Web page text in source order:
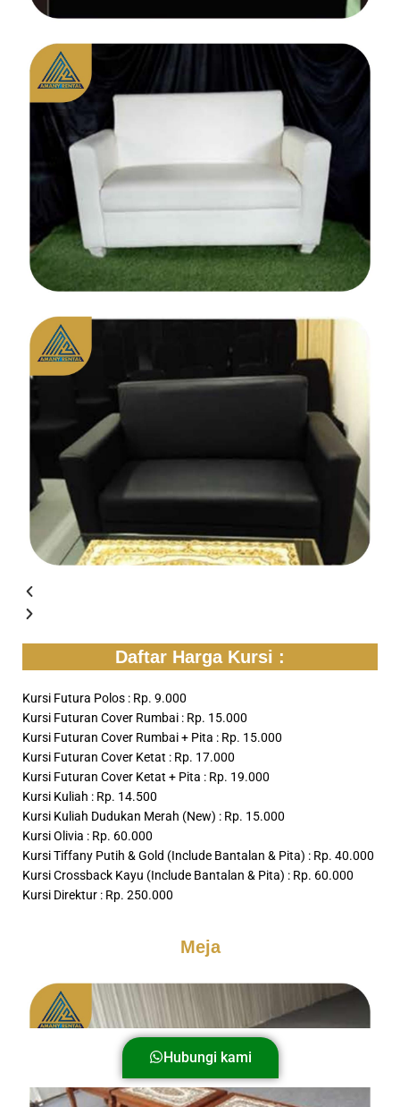
Daftar Harga Kursi :
Kursi Futura Polos : Rp. 9.000
Kursi Futuran Cover Rumbai : Rp. 15.000
Kursi Futuran Cover Rumbai + Pita : Rp. 15.000
Kursi Futuran Cover Ketat : Rp. 17.000
Kursi Futuran Cover Ketat + Pita : Rp. 19.000
Kursi Kuliah : Rp. 14.500
Kursi Kuliah Dudukan Merah (New) : Rp. 15.000
Kursi Olivia : Rp. 60.000
Kursi Tiffany Putih & Gold (Include Bantalan & Pita) : Rp. 40.000
Kursi Crossback Kayu (Include Bantalan & Pita) : Rp. 60.000
Kursi Direktur : Rp. 250.000
Meja
Hubungi kami
Hubungi kami
Hubungi kami
Hubungi kami